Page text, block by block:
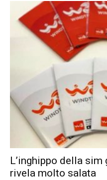
L’inghippo della
rivela molto salata